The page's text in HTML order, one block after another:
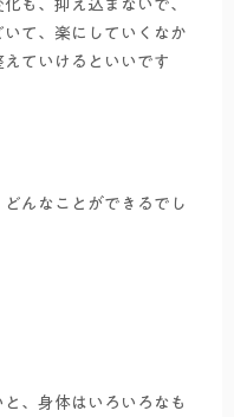
も、抑え込まないで、
て、楽にしていくなか
ていけるといいです
どんなことができるでし
、身体はいろいろなも